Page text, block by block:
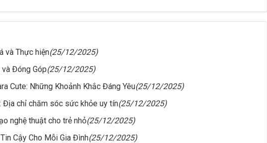
và Thực hiện(25/12/2025)
và Đóng Góp(25/12/2025)
Cute: Những Khoảnh Khắc Đáng Yêu(25/12/2025)
Địa chỉ chăm sóc sức khỏe uy tín(25/12/2025)
nghệ thuật cho trẻ nhỏ(25/12/2025)
Cậy Cho Mỗi Gia Đình(25/12/2025)